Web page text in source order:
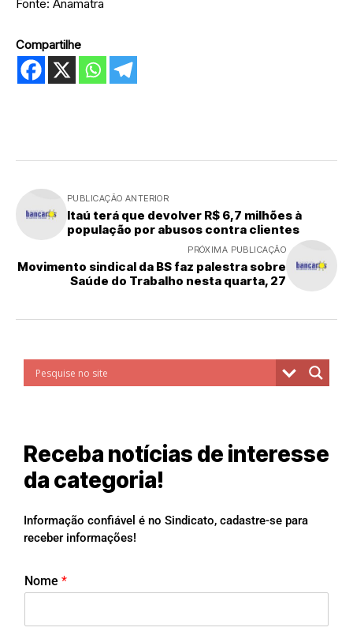
Fonte: Anamatra
Compartilhe
PUBLICAÇÃO ANTERIOR
Itaú terá que devolver R$ 6,7 milhões à
população por abusos contra clientes
PRÓXIMA PUBLICAÇÃO
Movimento sindical da BS faz palestra sobre
Saúde do Trabalho nesta quarta, 27
Receba notícias de interesse
da categoria!
Informação confiável é no Sindicato, cadastre-se para
receber informações!
Nome *